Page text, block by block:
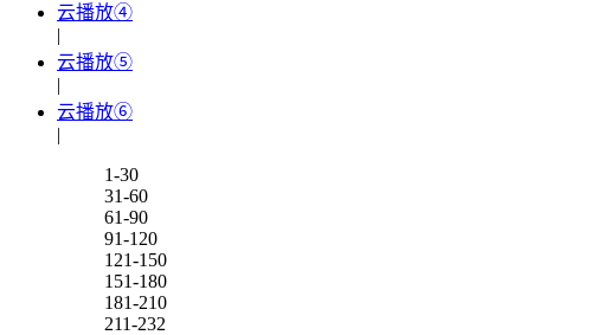
云播放④
|
云播放⑤
|
云播放⑥
|
1-30
31-60
61-90
91-120
121-150
151-180
181-210
211-232